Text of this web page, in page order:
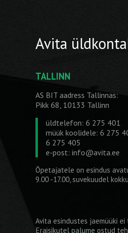
Avita
TALLINN
AS BIT aadress Tallinnas:
Pikk 68, 10133 Tallinn
üldtelefon: 6 275 401
müük koolidele: 6 275
6 275 405
e-post: info@avita.ee
Õpetajatele on esindus
9.00 -17.00, suvekuudel
Avita esindustes jaemüüki ei
Eraisikutel palume ostud